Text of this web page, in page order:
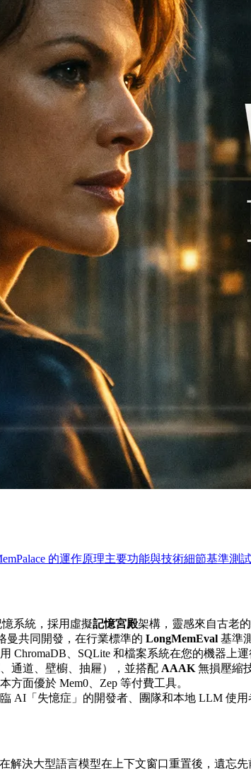
的運作原理主要功能與技術細節基準測
系統，採用虛擬記憶宮殿架構，靈感來自古老
曼共同開發，在行業標準的 LongMemEval 基準
ChromaDB、SQLite 和檔案系統在您的機器上
通道、壁櫥、抽屜），並搭配 AAAK無損壓縮
面優於 Mem0、Zep 等付費工具。
AI「失憶症」的開發者、團隊和本地 LLM 使用
解決大型語言模型在上下文窗口重置後，遺